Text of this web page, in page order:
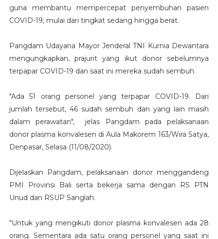
guna membantu mempercepat penyembuhan pasien
COVID-19, mulai dari tingkat sedang hingga berat.
Pangdam Udayana Mayor Jenderal TNI Kurnia Dewantara
mengungkapkan, prajurit yang ikut donor sebelumnya
terpapar COVID-19 dan saat ini mereka sudah sembuh.
"Ada 51 orang personel yang terpapar COVID-19. Dari
jumlah tersebut, 46 sudah sembuh dan yang lain masih
dalam perawatan", jelas Pangdam pada pelaksanaan
donor plasma konvalesen di Aula Makorem 163/Wira Satya,
Denpasar, Selasa (11/08/2020).
Dijelaskan Pangdam, pelaksanaan donor menggandeng
PMI Provinsi Bali serta bekerja sama dengan RS PTN
Unud dan RSUP Sanglah.
"Untuk yang mengikuti donor plasma konvalesen ada 28
orang. Sementara ada satu orang personel yang saat ini